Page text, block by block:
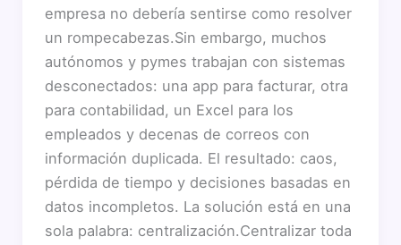
empresa no debería sentirse como resolver
un rompecabezas.Sin embargo, muchos
autónomos y pymes trabajan con sistemas
desconectados: una app para facturar, otra
para contabilidad, un Excel para los
empleados y decenas de correos con
información duplicada. El resultado: caos,
pérdida de tiempo y decisiones basadas en
datos incompletos. La solución está en una
sola palabra: centralización.Centralizar toda